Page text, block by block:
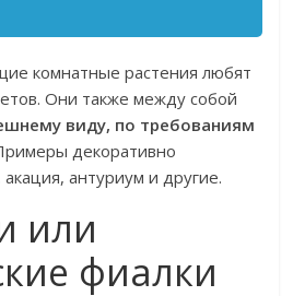
комнатные растения любят
Они также между собой
виду, по требованиям
декоративно
антуриум и другие.
или
фиалки